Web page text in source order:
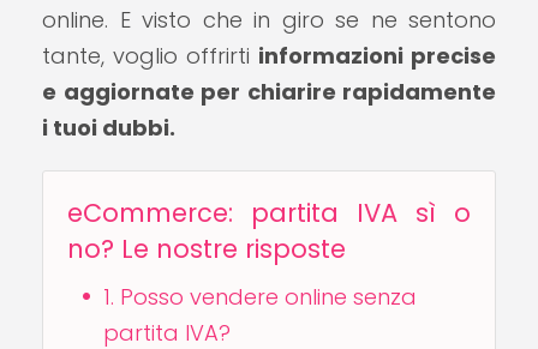
online. E visto che in giro se ne sentono
tante, voglio offrirti informazioni precise
e aggiornate per chiarire rapidamente
i tuoi dubbi.
eCommerce: partita IVA sì o
no? Le nostre risposte
1. Posso vendere online senza
partita IVA?